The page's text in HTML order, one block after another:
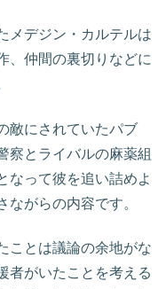
メデジン・カルテルは
、仲間の裏切りなどに
敵にされていたパブ
察とライバルの麻薬組
なって彼を追い詰めよ
ながらの内容です。
ことは議論の余地がな
者がいたことを考える